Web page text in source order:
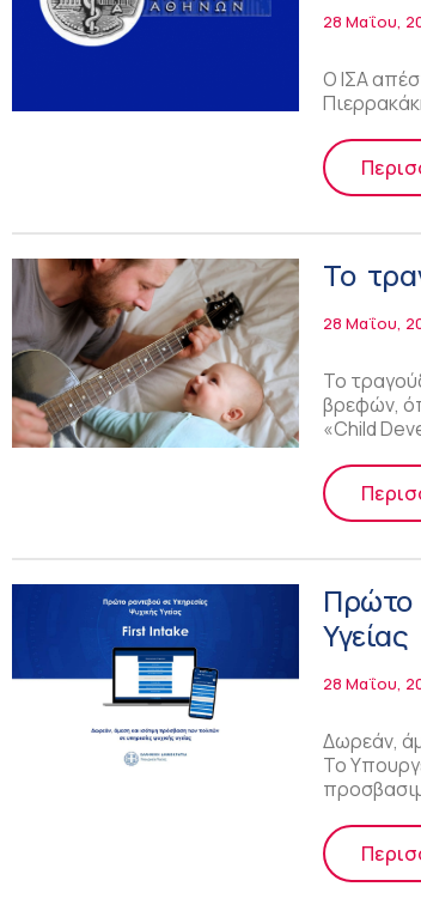
28 Μαΐου,
O IΣΑ
Το
28 Μαΐου,
Το
βρεφών,
«Child
Πρώτο
28 Μαΐου,
Δωρεάν,
Το